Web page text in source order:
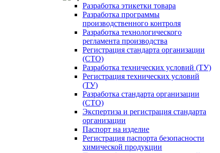
Разработка этикетки товара
Разработка программы
производственного контроля
Разработка технологического
регламента производства
Регистрация стандарта организации
(СТО)
Разработка технических условий (ТУ)
Регистрация технических условий
(ТУ)
Разработка стандарта организации
(СТО)
Экспертиза и регистрация стандарта
организации
Паспорт на изделие
Регистрация паспорта безопасности
химической продукции